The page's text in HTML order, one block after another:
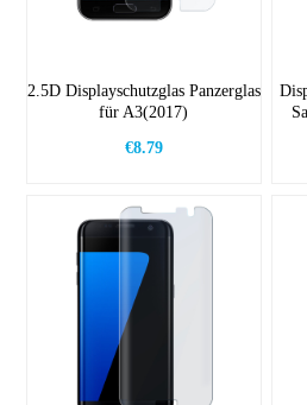
2.5D Displayschutzglas Panzerglas
für A3(2017)
€8.79